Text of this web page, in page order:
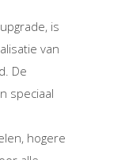
is
van
De
speciaal
hogere